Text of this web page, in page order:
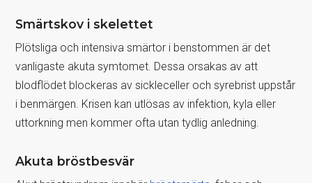
Smärtskov i skelettet
Plötsliga och intensiva smärtor i benstommen är det
vanligaste akuta symtomet. Dessa orsakas av att
blodflödet blockeras av sickleceller och syrebrist uppstår
i benmärgen. Krisen kan utlösas av infektion, kyla eller
uttorkning men kommer ofta utan tydlig anledning.
Akuta bröstbesvär